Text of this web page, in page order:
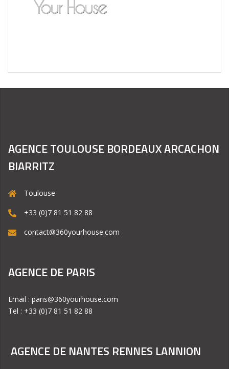
AGENCE TOULOUSE BORDEAUX ARCACHON
BIARRITZ
Toulouse
+33 (0)7 81 51 82 88
contact@360yourhouse.com
AGENCE DE PARIS
Email : paris@360yourhouse.com
Tel : +33 (0)7 81 51 82 88
AGENCE DE NANTES RENNES LANNION